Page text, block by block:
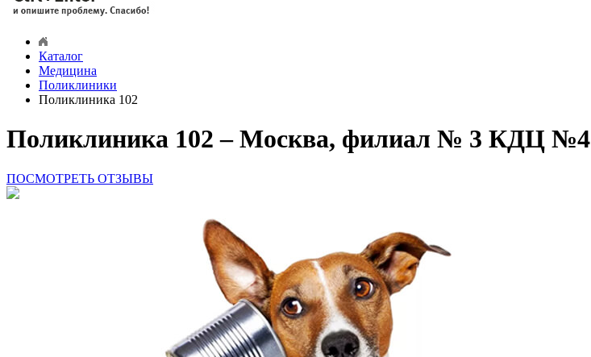
Каталог
Медицина
Поликлиники
Поликлиника 102
Поликлиника 102 – Москва, филиал № 3 КДЦ №4
ПОСМОТРЕТЬ ОТЗЫВЫ